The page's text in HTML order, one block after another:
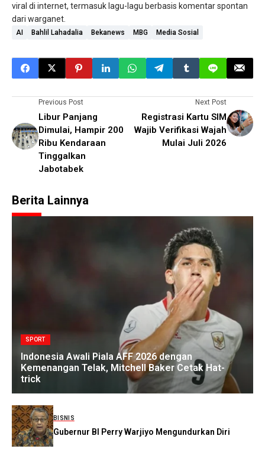
viral di internet, termasuk lagu-lagu berbasis komentar spontan
dari warganet.
AI Bahlil Lahadalia Bekanews MBG Media Sosial
Previous Post
Libur Panjang
Dimulai, Hampir 200
Ribu Kendaraan
Tinggalkan
Jabotabek
Next Post
Registrasi Kartu SIM
Wajib Verifikasi Wajah
Mulai Juli 2026
Berita Lainnya
SPORT
Indonesia Awali Piala AFF 2026 dengan
Kemenangan Telak, Mitchell Baker Cetak Hat-
trick
BISNIS
Gubernur BI Perry Warjiyo Mengundurkan Diri